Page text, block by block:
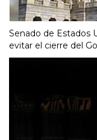
Senado de Estados
evitar el cierre del